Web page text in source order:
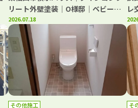
リート外壁塗装｜O様邸｜ベビーピ
ンク仕上げ
2026.07.18
レ
工
その他施工 そ